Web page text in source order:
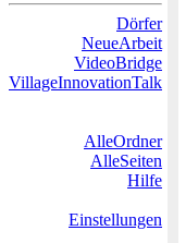
Dörfer
NeueArbeit
VideoBridge
VillageInnovationTalk
AlleOrdner
AlleSeiten
Hilfe
Einstellungen